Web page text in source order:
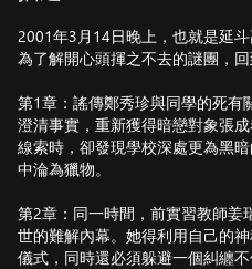
2001年3月14日晚上，也就是延
為了解開心頭揮之不去的謎團，回
第1章：謠傳鄭秀珍與同學的死有
澄清事實，重新獲得暗戀對象張
線索時，卻發現學校深處更為黑
中淪為獵物。
第2章：同一時間，前實習教師姜
世的難解內幕。她得利用自己的
儀式，同時還必須躲避一個糾纏不